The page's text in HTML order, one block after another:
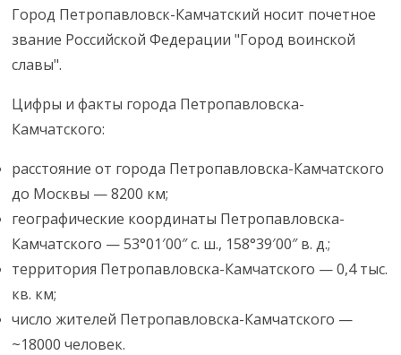
Город Петропавловск-Камчатский носит почетное
звание Российской Федерации "Город воинской
славы".
Цифры и факты города Петропавловска-
Камчатского:
расстояние от города Петропавловска-Камчатского
до Москвы — 8200 км;
географические координаты Петропавловска-
Камчатского — 53°01′00″ с. ш., 158°39′00″ в. д.;
территория Петропавловска-Камчатского — 0,4 тыс.
кв. км;
число жителей Петропавловска-Камчатского —
~18000 человек.